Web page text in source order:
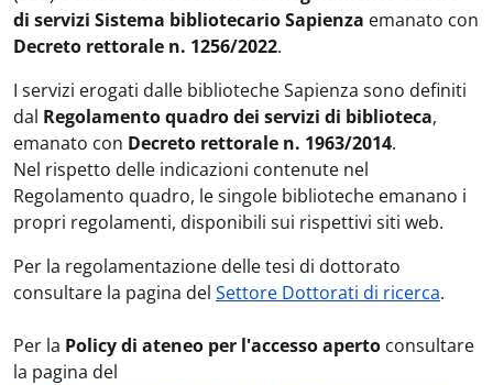
di servizi Sistema bibliotecario Sapienza emanato con
Decreto rettorale n. 1256/2022.
I servizi erogati dalle biblioteche Sapienza sono definiti
dal Regolamento quadro dei servizi di biblioteca,
emanato con Decreto rettorale n. 1963/2014.
Nel rispetto delle indicazioni contenute nel
Regolamento quadro, le singole biblioteche emanano i
propri regolamenti, disponibili sui rispettivi siti web.
Per la regolamentazione delle tesi di dottorato
consultare la pagina del Settore Dottorati di ricerca.
Per la Policy di ateneo per l'accesso aperto consultare
la pagina del